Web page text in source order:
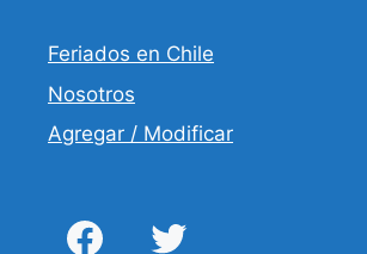
Feriados en Chile
Nosotros
Agregar / Modificar